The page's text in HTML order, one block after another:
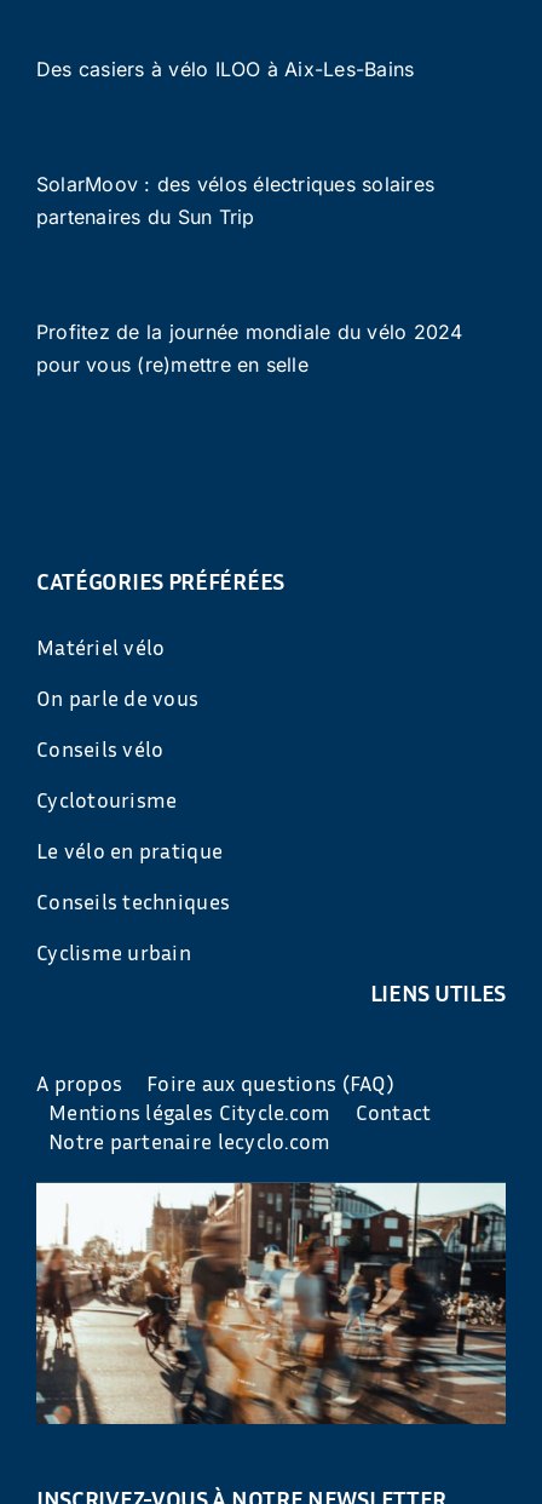
Des casiers à vélo ILOO à Aix-Les-Bains
SolarMoov : des vélos électriques solaires
partenaires du Sun Trip
Profitez de la journée mondiale du vélo 2024
pour vous (re)mettre en selle
CATÉGORIES PRÉFÉRÉES
Matériel vélo
On parle de vous
Conseils vélo
Cyclotourisme
Le vélo en pratique
Conseils techniques
Cyclisme urbain
LIENS UTILES
A propos
Foire aux questions (FAQ)
Mentions légales Citycle.com
Contact
Notre partenaire lecyclo.com
INSCRIVEZ-VOUS À NOTRE NEWSLETTER